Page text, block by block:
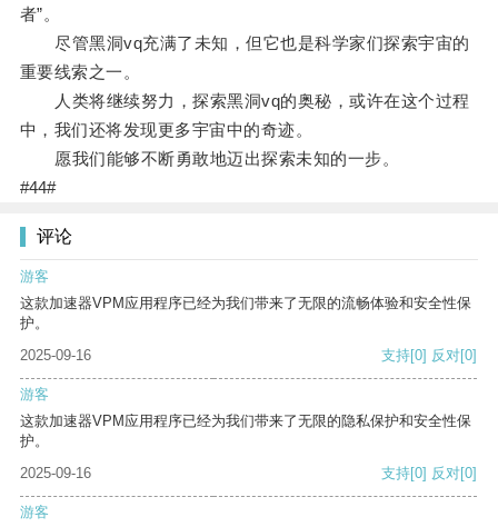
者”。
尽管黑洞vq充满了未知，但它也是科学家们探索宇宙的
重要线索之一。
人类将继续努力，探索黑洞vq的奥秘，或许在这个过程
中，我们还将发现更多宇宙中的奇迹。
愿我们能够不断勇敢地迈出探索未知的一步。
#44#
评论
游客
这款加速器VPM应用程序已经为我们带来了无限的流畅体验和安全性保
护。
2025-09-16
支持[0] 反对[0]
游客
这款加速器VPM应用程序已经为我们带来了无限的隐私保护和安全性保
护。
2025-09-16
支持[0] 反对[0]
游客